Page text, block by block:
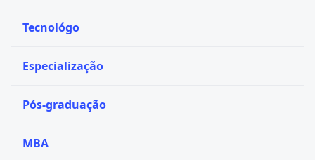
Tecnológo
Especialização
Pós-graduação
MBA